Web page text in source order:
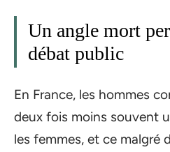
Un angle mort
débat public
En France, les hommes
deux fois moins souvent
les femmes, et ce malgré